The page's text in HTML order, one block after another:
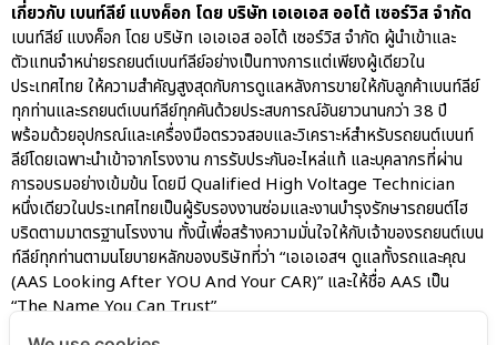
เกี่ยวกับ เบนท์ลีย์ แบงค็อก โดย บริษัท เอเอเอส ออโต้ เซอร์วิส จำกัด
เบนท์ลีย์ แบงค็อก โดย บริษัท เอเอเอส ออโต้ เซอร์วิส จำกัด ผู้นำเข้าและ
ตัวแทนจำหน่ายรถยนต์เบนท์ลีย์อย่างเป็นทางการแต่เพียงผู้เดียวใน
ประเทศไทย ให้ความสำคัญสูงสุดกับการดูแลหลังการขายให้กับลูกค้าเบนท์ลีย์
ทุกท่านและรถยนต์เบนท์ลีย์ทุกคันด้วยประสบการณ์อันยาวนานกว่า 38 ปี
พร้อมด้วยอุปกรณ์และเครื่องมือตรวจสอบและวิเคราะห์สำหรับรถยนต์เบนท์
ลีย์โดยเฉพาะนำเข้าจากโรงงาน การรับประกันอะไหล่แท้ และบุคลากรที่ผ่าน
การอบรมอย่างเข้มข้น โดยมี Qualified High Voltage Technician
หนึ่งเดียวในประเทศไทยเป็นผู้รับรองงานซ่อมและงานบำรุงรักษารถยนต์ไฮ
บริดตามมาตรฐานโรงงาน ทั้งนี้เพื่อสร้างความมั่นใจให้กับเจ้าของรถยนต์เบน
ท์ลีย์ทุกท่านตามนโยบายหลักของบริษัทที่ว่า “เอเอเอสฯ ดูแลทั้งรถและคุณ
(AAS Looking After YOU And Your CAR)” และให้ชื่อ AAS เป็น
“The Name You Can Trust”